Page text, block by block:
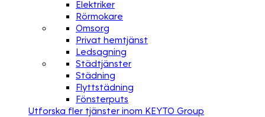
Elektriker
Rörmokare
Omsorg
Privat hemtjänst
Ledsagning
Städtjänster
Städning
Flyttstädning
Fönsterputs
Utforska fler tjänster inom KEYTO Group